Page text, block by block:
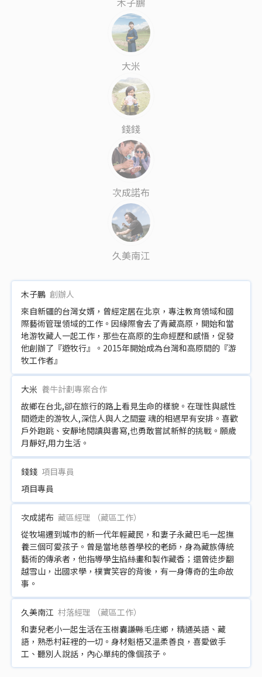
大米
錢錢
次成諾布
久美南江
木子鵬 創辦人
來自新疆的台灣女婿，曾經定居在北京，專注教育領域和國
際藝術管理領域的工作。因緣際會去了青藏高原，開始和當
地游牧藏人一起工作，那些在高原的生命經歷和感悟，促發
他創辦了『遊牧行』。2015年開始成為台灣和高原間的『游
牧工作者』
大米 養牛計劃專案合作
故鄉在台北,卻在旅行的路上看見生命的樣貌。在理性與感性
間遊走的游牧人,深信人與人之間靈 魂的相遇早有安排。喜歡
戶外跑跳、安靜地閱讀與書寫,也勇敢嘗試新鮮的挑戰。願歲
月靜好,用力生活。
錢錢 項目專員
項目專員
次成諾布 藏區經理 （藏區工作）
從牧場遷到城市的新一代年輕藏民，和妻子永藏巴毛一起撫
養三個可愛孩子。曾是當地慈善學校的老師，身為藏族傳統
藝術的傳承者，他指導學生掐絲畫和製作藏香；還曾徒步翻
越雪山，出國求學，樸實笑容的背後，有一身傳奇的生命故
事。
久美南江 村落經理 （藏區工作）
和妻兒老小一起生活在玉樹囊謙縣毛庄鄉，精通英語、藏
語，熟悉村莊裡的一切。身材魁梧又溫柔善良，喜愛做手
工、聽別人說話，內心單純的像個孩子。